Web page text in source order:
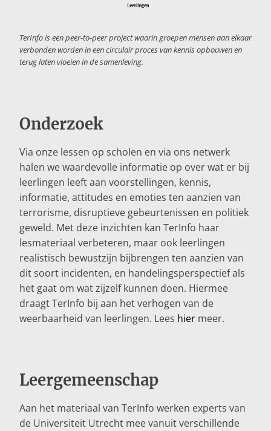
TerInfo is een peer-to-peer project waarin groepen mensen aan elkaar
verbonden worden in een circulair proces van kennis opbouwen en
terug laten vloeien in de samenleving.
Onderzoek
Via onze lessen op scholen en via ons netwerk
halen we waardevolle informatie op over wat er bij
leerlingen leeft aan voorstellingen, kennis,
informatie, attitudes en emoties ten aanzien van
terrorisme, disruptieve gebeurtenissen en politiek
geweld. Met deze inzichten kan TerInfo haar
lesmateriaal verbeteren, maar ook leerlingen
realistisch bewustzijn bijbrengen ten aanzien van
dit soort incidenten, en handelingsperspectief als
het gaat om wat zijzelf kunnen doen. Hiermee
draagt TerInfo bij aan het verhogen van de
weerbaarheid van leerlingen. Lees hier meer.
Leergemeenschap
Aan het materiaal van TerInfo werken experts van
de Universiteit Utrecht mee vanuit verschillende